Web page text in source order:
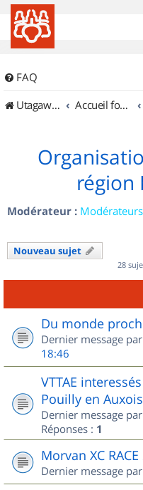
FAQ
UtagawaVTT (Randos VTT et VTTAE avec traces GPS)
Accueil forum
région
Modérateur :
Nouveau sujet
28
Du monde
Dernier message par
18:46
VTTAE
Pouilly en Auxois
Dernier message par
Réponses : 1
Morvan XC
Dernier message par